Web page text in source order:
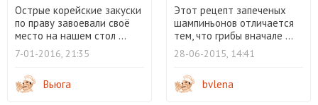
Острые корейские закуски
по праву завоевали своё
место на нашем стол ...
7-01-2016, 21:35
Вьюга
Этот рецепт запеченых
шампиньонов отличается
тем, что грибы вначале ...
28-06-2015, 14:41
bvlena